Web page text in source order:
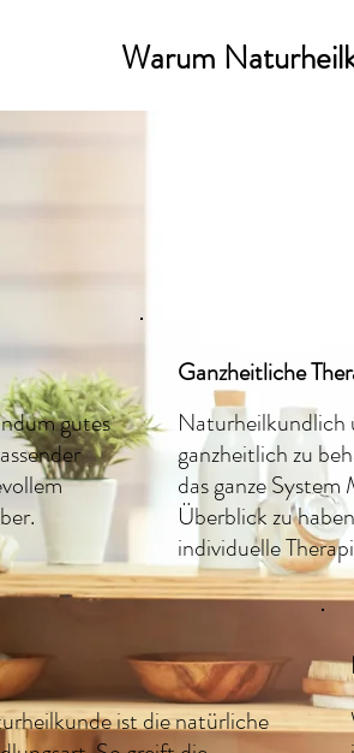
Warum
gutes
Ganzheitliche
Naturheilkundlich
ganzheitlich zu
das ganze System
Überblick zu
individuelle
ist die natürliche